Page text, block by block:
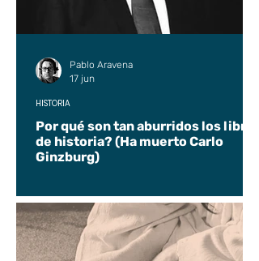
Por qué son tan aburridos los libros
de historia? (Ha muerto Carlo
Ginzburg)
HISTORIA
Pablo Aravena
17 jun